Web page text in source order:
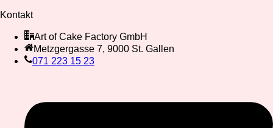
Kontakt
Art of Cake Factory GmbH
Metzgergasse 7, 9000 St. Gallen
071 223 15 23